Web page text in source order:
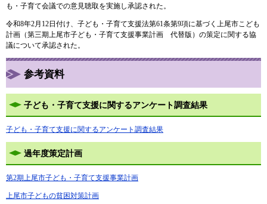
も・子育て会議での意見聴取を実施し承認された。
令和8年2月12日付け、子ども・子育て支援法第61条第9項に基づく上尾市こども
計画（第三期上尾市子ども・子育て支援事業計画 代替版）の策定に関する協
議について承認された。
参考資料
子ども・子育て支援に関するアンケート調査結果
子ども・子育て支援に関するアンケート調査結果
過年度策定計画
第2期上尾市子ども・子育て支援事業計画
上尾市子どもの貧困対策計画